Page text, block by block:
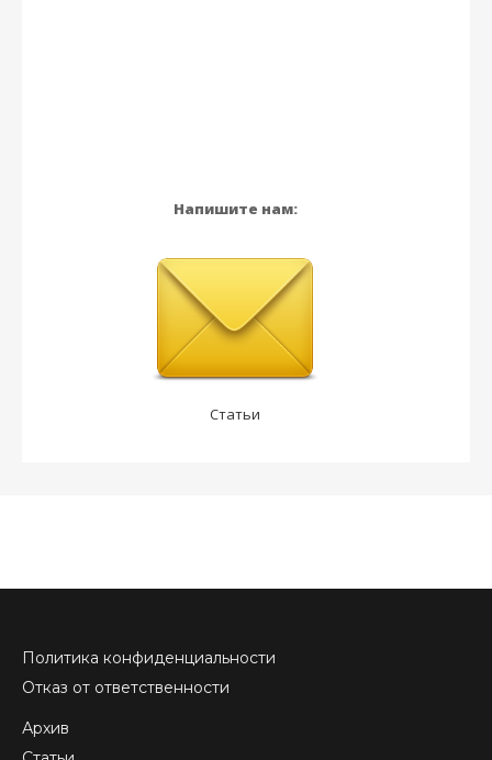
Напишите нам:
Статьи
Политика конфиденциальности
Отказ от ответственности
Архив